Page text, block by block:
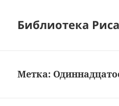
Библиотека
Метка: